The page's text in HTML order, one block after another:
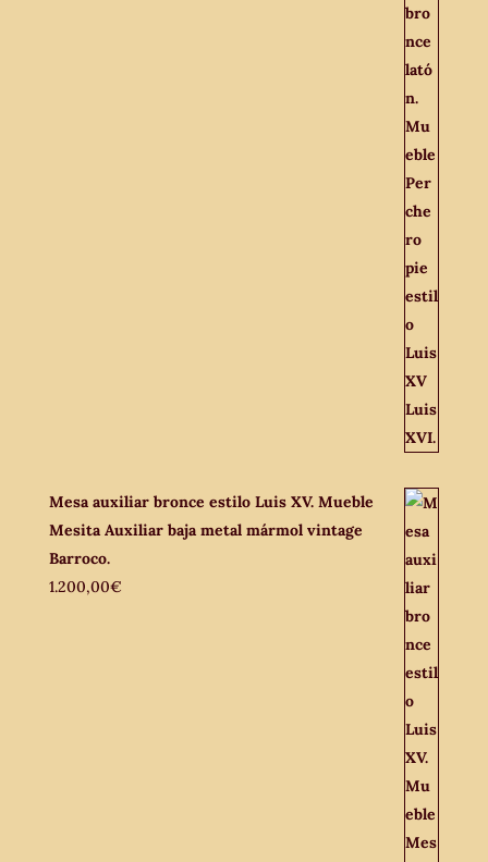
Mesa auxiliar bronce estilo Luis XV. Mueble
Mesita Auxiliar baja metal mármol vintage
Barroco.
1.200,00€